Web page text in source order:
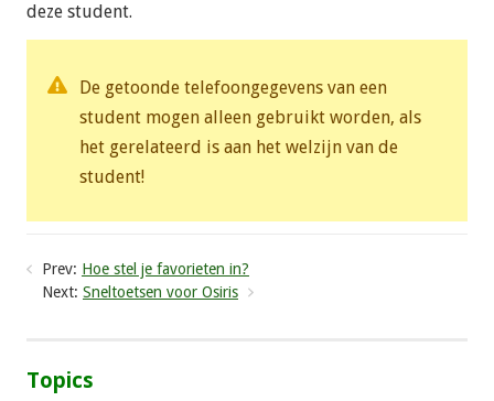
deze student.
De getoonde telefoongegevens van een
student mogen alleen gebruikt worden, als
het gerelateerd is aan het welzijn van de
student!
Prev: Hoe stel je favorieten in?
Next: Sneltoetsen voor Osiris
Topics